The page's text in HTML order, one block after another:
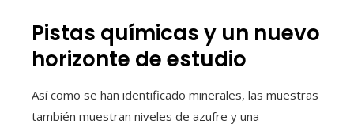
Pistas químicas y un nuevo
horizonte de estudio
Así como se han identificado minerales, las muestras
también muestran niveles de azufre y una